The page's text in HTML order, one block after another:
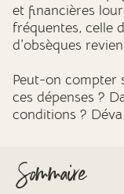
et financières
fréquentes, celle
d’obsèques
Peut-on compter
ces dépenses ?
conditions ?
Sommaire